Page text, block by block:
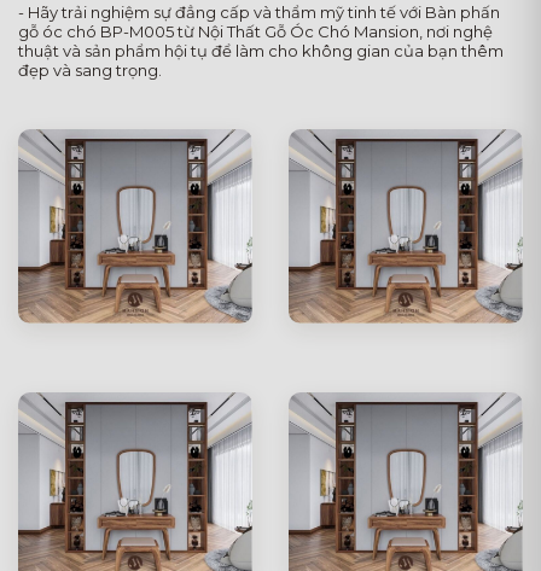
- Hãy trải nghiệm sự đẳng cấp và thẩm mỹ tinh tế với Bàn phấn
gỗ óc chó BP-M005 từ Nội Thất Gỗ Óc Chó Mansion, nơi nghệ
thuật và sản phẩm hội tụ để làm cho không gian của bạn thêm
đẹp và sang trọng.